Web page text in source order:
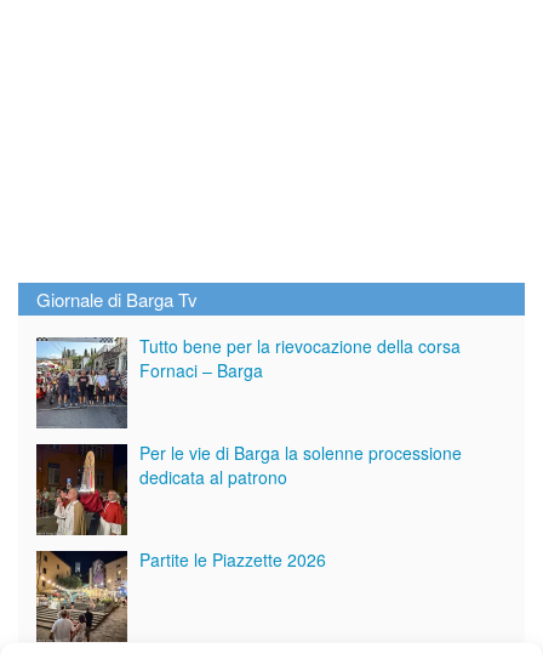
Giornale di Barga Tv
Tutto bene per la rievocazione della corsa
Fornaci – Barga
Per le vie di Barga la solenne processione
dedicata al patrono
Partite le Piazzette 2026